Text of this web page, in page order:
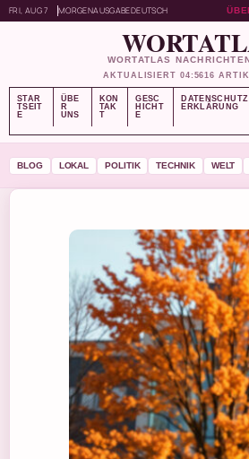
FRI, AUG 7 MORGENAUSGABEDEUTSCH
WORTATLAS
AKTUALISIERT 04:5616
STAR
TSEIT
E
ÜBE
R
UNS
KON
TAK
T
GESC
HICHT
E
DATENSCHUTZ
ERKLÄRUNG
BLOG LOKAL POLITIK TECHNIK WELT